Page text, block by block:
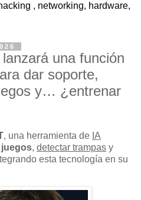
, networking, hardware,
una función
dar soporte,
y… ¿entrenar
, una herramienta de IA
, detectar trampas y
esta tecnología en su